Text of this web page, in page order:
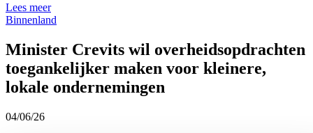
Lees meer
Binnenland
Minister Crevits wil overheidsopdrachten
toegankelijker maken voor kleinere,
lokale ondernemingen
04/06/26